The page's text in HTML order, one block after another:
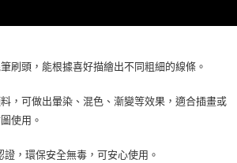
刷頭，能根據喜好描繪出不同粗細的線條。
，可做出暈染、混色、漸變等效果，適合插畫或
使用。
證，環保安全無毒，可安心使用。